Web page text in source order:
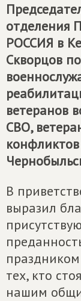
отделения
РОССИЯ в
Скворцов
ветеранов
СВО,
В
выразил
тех, кто
нашим